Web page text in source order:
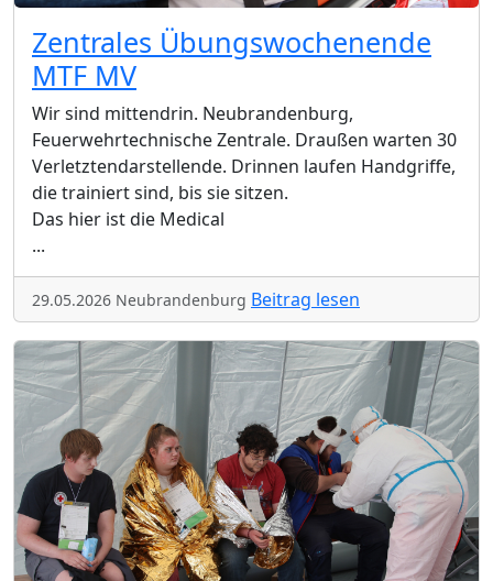
Zentrales Übungswochenende
MTF MV
Wir sind mittendrin. Neubrandenburg,
Feuerwehrtechnische Zentrale. Draußen warten 30
Verletztendarstellende. Drinnen laufen Handgriffe,
die trainiert sind, bis sie sitzen.
Das hier ist die Medical
...
29.05.2026 Neubrandenburg Beitrag lesen